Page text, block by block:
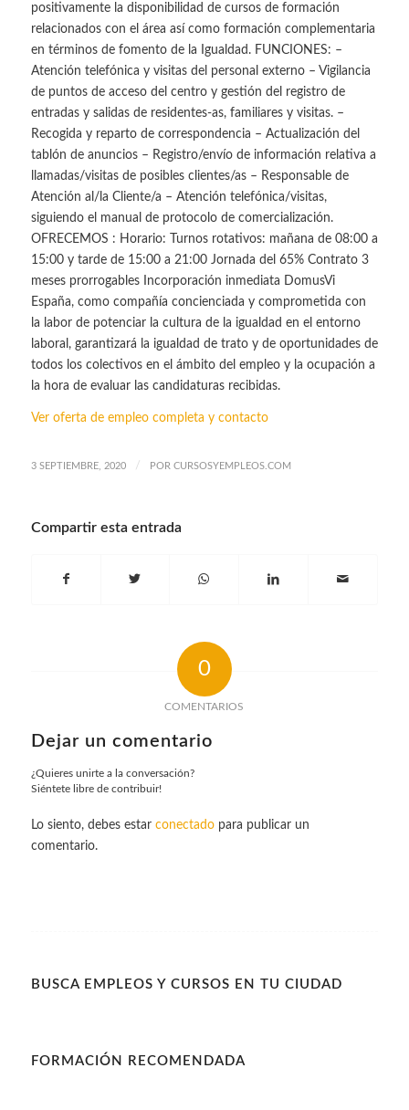
positivamente la disponibilidad de cursos de formación
relacionados con el área así como formación complementaria
en términos de fomento de la Igualdad. FUNCIONES: –
Atención telefónica y visitas del personal externo – Vigilancia
de puntos de acceso del centro y gestión del registro de
entradas y salidas de residentes-as, familiares y visitas. –
Recogida y reparto de correspondencia – Actualización del
tablón de anuncios – Registro/envío de información relativa a
llamadas/visitas de posibles clientes/as – Responsable de
Atención al/la Cliente/a – Atención telefónica/visitas,
siguiendo el manual de protocolo de comercialización.
OFRECEMOS : Horario: Turnos rotativos: mañana de 08:00 a
15:00 y tarde de 15:00 a 21:00 Jornada del 65% Contrato 3
meses prorrogables Incorporación inmediata DomusVi
España, como compañía concienciada y comprometida con
la labor de potenciar la cultura de la igualdad en el entorno
laboral, garantizará la igualdad de trato y de oportunidades de
todos los colectivos en el ámbito del empleo y la ocupación a
la hora de evaluar las candidaturas recibidas.
Ver oferta de empleo completa y contacto
3 SEPTIEMBRE, 2020 / POR CURSOSYEMPLEOS.COM
Compartir esta entrada
0
COMENTARIOS
Dejar un comentario
¿Quieres unirte a la conversación?
Siéntete libre de contribuir!
Lo siento, debes estar conectadopara publicar un
comentario.
BUSCA EMPLEOS Y CURSOS EN TU CIUDAD
FORMACIÓN RECOMENDADA